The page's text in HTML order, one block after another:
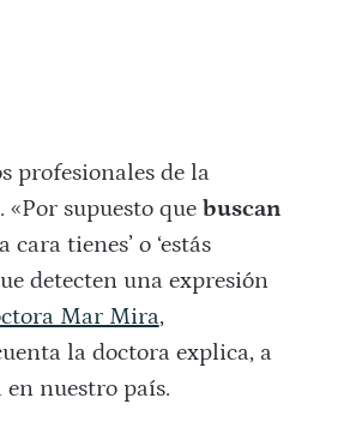
profesionales de la
supuesto que buscan
tienes’ o ‘estás
detecten una expresión
Mar Mira,
la doctora explica, a
nuestro país.